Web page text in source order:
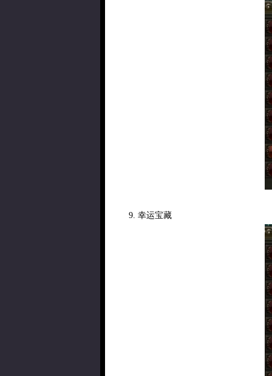
9. 幸运宝藏